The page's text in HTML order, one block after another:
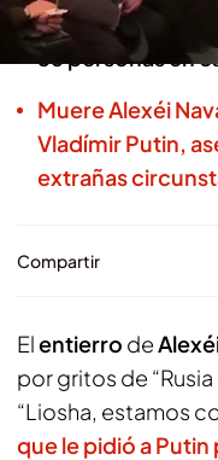
Las autoridades
56 personas en
Muere Alexéi
Vladímir Putin,
extrañas
Compartir
Elentierro de
por gritos de “Rusia
“Liosha, estamos
que le pidió a Putin